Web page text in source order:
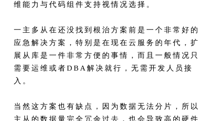
维能力与代码组件支持视情况选择。
一主多从在还没找到根治方案前是一个非常好的
应急解决方案，特别是在现在云服务的年代，扩
展从库是一件非常方便的事情，而且一般情况只
需要运维或者DBA解决就行，无需开发人员接
入。
当然这方案也有缺点，因为数据无法分片，所以
主从的数据量完全冗余过去，也会导致高的硬件